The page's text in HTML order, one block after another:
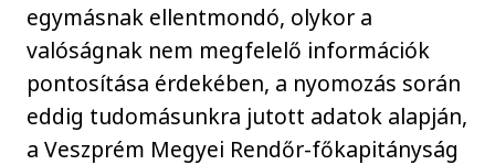
egymásnak ellentmondó, olykor a
valóságnak nem megfelelő információk
pontosítása érdekében, a nyomozás során
eddig tudomásunkra jutott adatok alapján,
a Veszprém Megyei Rendőr-főkapitányság